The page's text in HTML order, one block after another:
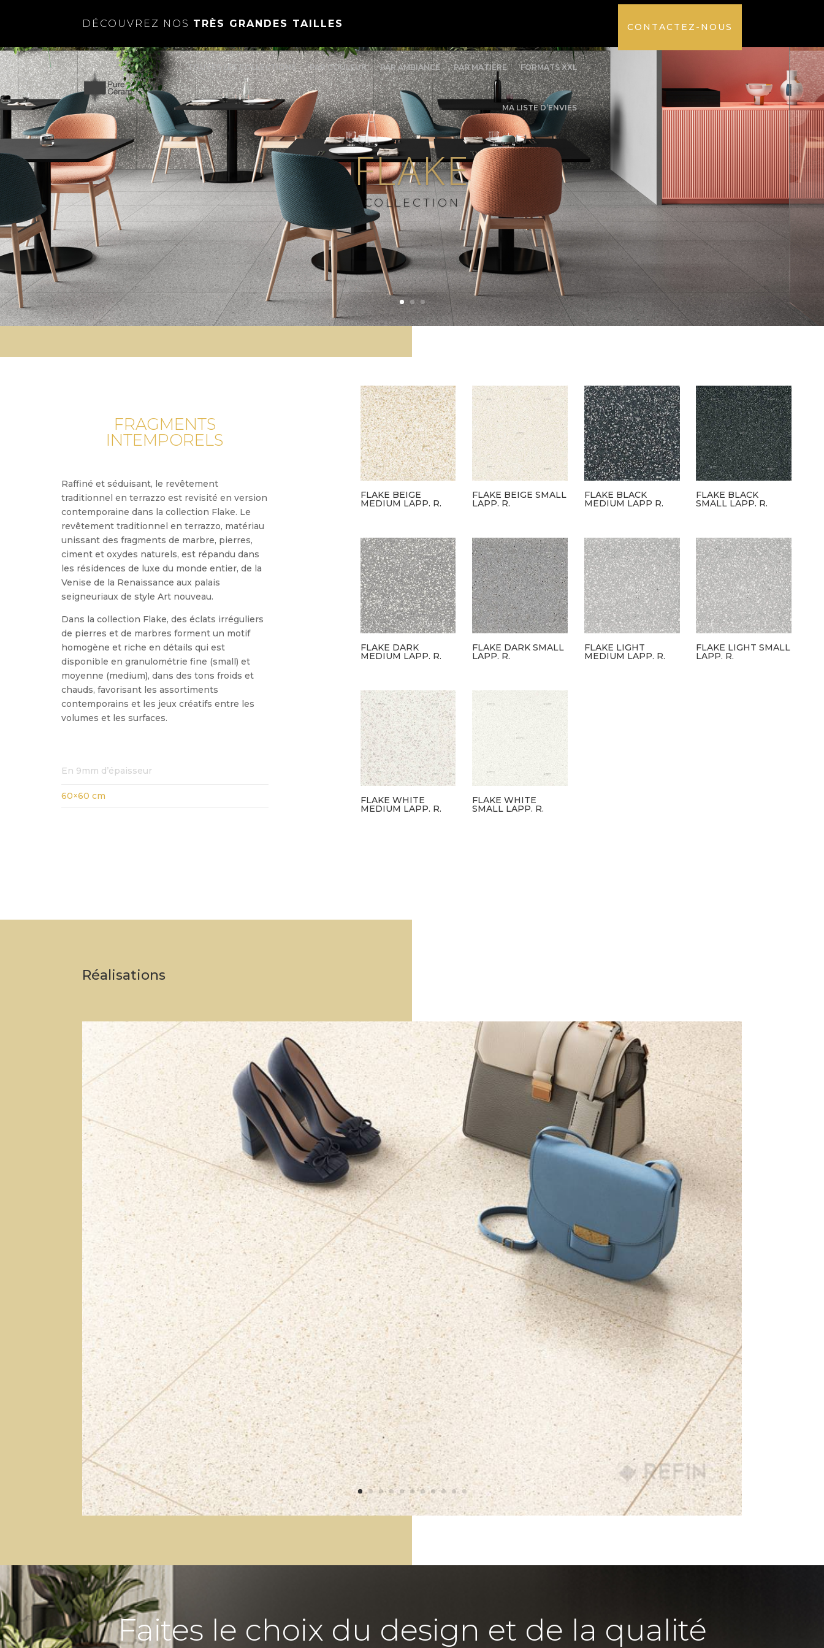
DÉCOUVREZ NOS TRÈS GRANDES TAILLES
TOUTES LES COLLECTIONS PAR COULEUR PAR AMBIANCE PAR MATIÈRE FORMATS XXL
MA LISTE D’ENVIES
CONTACTEZ-NOUS
FLAKE
COLLECTION
FRAGMENTS
INTEMPORELS
Raffiné et séduisant, le revêtement
traditionnel en terrazzo est revisité en version
contemporaine dans la collection Flake. Le
revêtement traditionnel en terrazzo, matériau
unissant des fragments de marbre, pierres,
ciment et oxydes naturels, est répandu dans
les résidences de luxe du monde entier, de la
Venise de la Renaissance aux palais
seigneuriaux de style Art nouveau.
Dans la collection Flake, des éclats irréguliers
de pierres et de marbres forment un motif
homogène et riche en détails qui est
disponible en granulométrie fine (small) et
moyenne (medium), dans des tons froids et
chauds, favorisant les assortiments
contemporains et les jeux créatifs entre les
volumes et les surfaces.
En 9mm d’épaisseur
60×60 cm
FLAKE BEIGE
MEDIUM LAPP. R.
FLAKE BEIGE SMALL
LAPP. R.
FLAKE BLACK
MEDIUM LAPP R.
FLAKE BLACK
SMALL LAPP. R.
FLAKE DARK
MEDIUM LAPP. R.
FLAKE DARK SMALL
LAPP. R.
FLAKE LIGHT
MEDIUM LAPP. R.
FLAKE LIGHT SMALL
LAPP. R.
FLAKE WHITE
MEDIUM LAPP. R.
FLAKE WHITE
SMALL LAPP. R.
Réalisations
Faites le choix du design et de la qualité